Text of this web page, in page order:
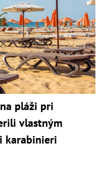
pláži pri
vlastným
karabinieri